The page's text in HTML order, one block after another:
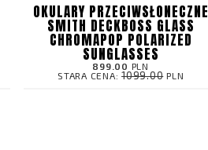
OKULARY PRZECIWSŁONECZNE
SMITH DECKBOSS GLASS
CHROMAPOP POLARIZED
SUNGLASSES
899.00 PLN
STARA CENA:1099.00PLN